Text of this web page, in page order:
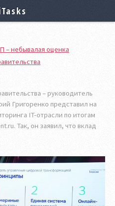
– небывалая оценка
– руководитель
Григоренко представил на
IT-отрасли по итогам
Так, он заявил, что вклад